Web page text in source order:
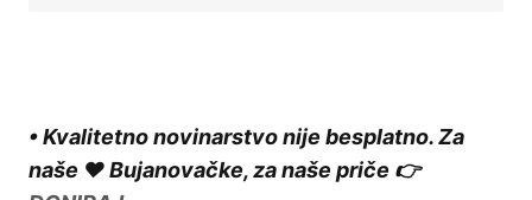
• Kvalitetno novinarstvo nije besplatno. Za
naše ❤️ Bujanovačke, za naše priče 👉